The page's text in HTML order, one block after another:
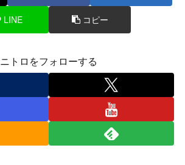
LINE コピー
ニトロをフォローする